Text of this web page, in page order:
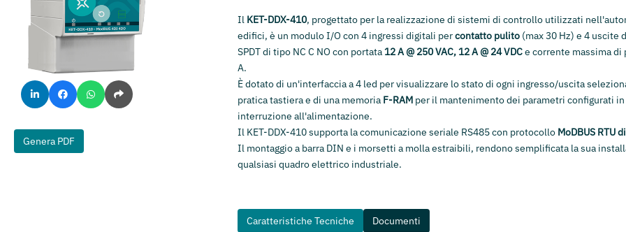
Genera PDF
Il KET-DDX-410, progettato per la realizzazione di sistemi di controllo utilizzati
edifici, è un modulo I/O con 4 ingressi digitali percontatto pulito (max 30 Hz) e 4 uscite
SPDT di tipo NC C NO con portata12 A @ 250 VAC, 12 A @ 24 VDCe corrente massima di
A.
È dotato di un'interfaccia a 4 led per visualizzare lo stato di ogni ingresso/uscita
pratica tastiera e di una memoria F-RAM per il mantenimento dei parametri configurati in
interruzione all'alimentazione.
Il KET-DDX-410 supporta la comunicazione seriale RS485 con protocollo MoDBUS RTU
Il montaggio a barra DIN e i morsetti a molla estraibili, rendono semplificata la sua
qualsiasi quadro elettrico industriale.
Caratteristiche Tecniche Documenti